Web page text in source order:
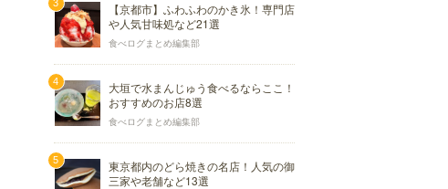
【京都市】ふわふわのかき氷！専門店
や人気甘味処など21選
食べログまとめ編集部
大垣で水まんじゅう食べるならここ！
おすすめのお店8選
食べログまとめ編集部
東京都内のどら焼きの名店！人気の御
三家や老舗など13選